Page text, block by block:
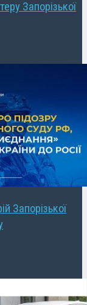
Запорізької
Запорізької